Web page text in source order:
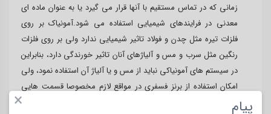
زمانی که در تماس مستقیم با آنها قرار می گیرد یا به عنوان ماده ای
معدنی در فرایندهای شیمیایی استفاده می شود.آمونیاک بر روی
فلزات تیره مثل چدن و فولاد تاثیر شیمیایی ندارد ولی بر روی فلزات
رنگین مثل سرب و مس و آلیاژهای آنان تاثیر خورندگی دارد، بنابراین
در سیستم های آمونیاکی نباید از مس و یا آلیاژ آن استفاده نمود، ولی
امکان استفاده از برنز فسفری در مواقع لازم مخصوصا قسمت هایی
× پیام